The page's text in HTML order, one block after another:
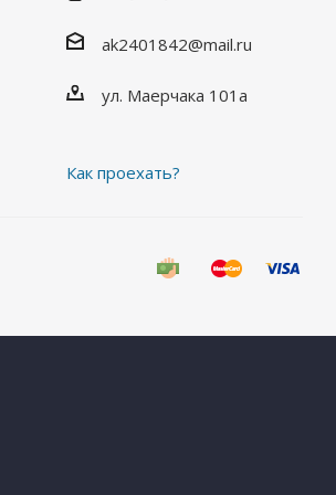
ak2401842@mail.ru
ул. Маерчака 101а
Как проехать?